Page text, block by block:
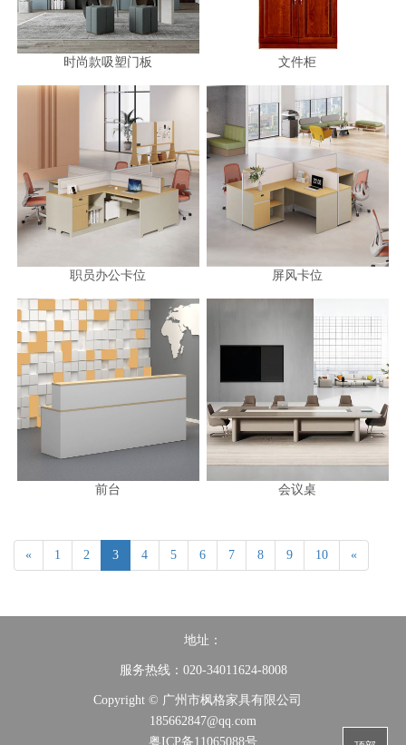
时尚款吸塑门板 文件柜
职员办公卡位 屏风卡位
前台 会议桌
« 1 2 3 4 5 6 7 8 9 10 «
地址：
服务热线：020-34011624-8008
Copyright © 广州市枫格家具有限公司
185662847@qq.com
粤ICP备11065088号